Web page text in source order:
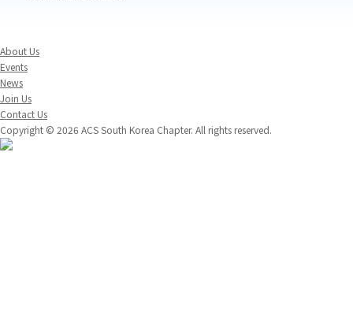
About Us
Events
News
Join Us
Contact Us
Copyright © 2026 ACS South Korea Chapter. All rights reserved.